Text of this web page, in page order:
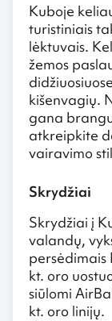
Kuboje
turistiniais
lėktuvais.
žemos
kišenvagių.
gana
atkreipkite
vairavimo
Skrydžiai
Skrydžiai į
valandų,
persėdimais
kt. oro
siūlomi
kt. oro linijų.